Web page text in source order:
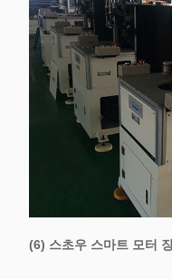
(6) 스초우 스마트 모터